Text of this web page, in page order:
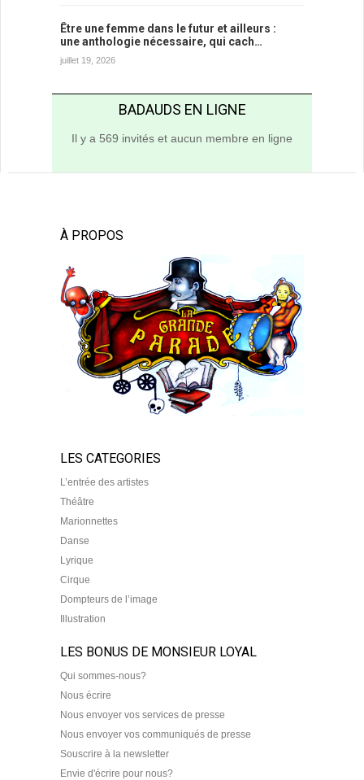
Être une femme dans le futur et ailleurs :
une anthologie nécessaire, qui cach…
juillet 19, 2026
BADAUDS EN LIGNE
Il y a 569 invités et aucun membre en ligne
À PROPOS
LES CATEGORIES
L’entrée des artistes
Théâtre
Marionnettes
Danse
Lyrique
Cirque
Dompteurs de l’image
Illustration
LES BONUS DE MONSIEUR LOYAL
Qui sommes-nous?
Nous écrire
Nous envoyer vos services de presse
Nous envoyer vos communiqués de presse
Souscrire à la newsletter
Envie d'écrire pour nous?